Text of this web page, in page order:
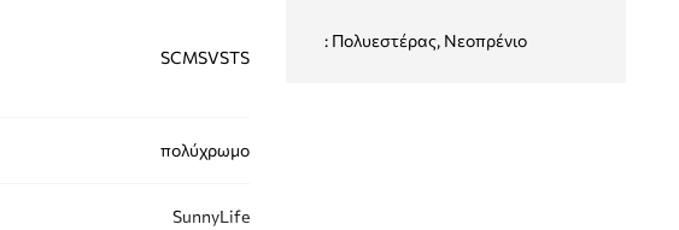
SCMSVSTS
πολύχρωμο
SunnyLife
: Πολυεστέρας, Νεοπρένιο